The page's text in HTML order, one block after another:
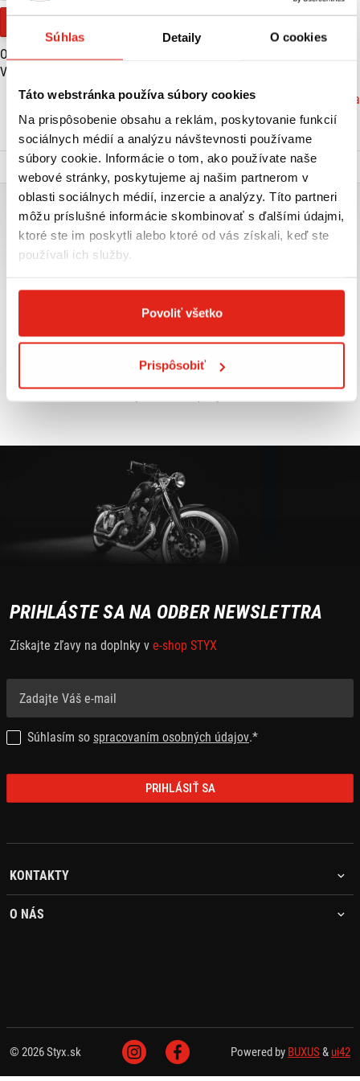
Súhlas Detaily O cookies
Táto webstránka používa súbory cookies
Na prispôsobenie obsahu a reklám, poskytovanie funkcií
sociálnych médií a analýzu návštevnosti používame
súbory cookie. Informácie o tom, ako používate naše
webové stránky, poskytujeme aj našim partnerom v
oblasti sociálnych médií, inzercie a analýzy. Títo partneri
môžu príslušné informácie skombinovať s ďalšími údajmi,
ktoré ste im poskytli alebo ktoré od vás získali, keď ste
používali ich služby.
Povoliť všetko
Prispôsobiť
Objem motora (cm3):
Výkon (kW):
Značka: Yamaha
VIAC O PRODUKTE
Popis a parametre
YAMAHA D´ELIGHT 125 ČERVENÁ AKCIA V CENE DOPLNKY
Pôvodná cena 2990€ + doplnky
Givi drziak kufra SR2134 – 94,95€
Givi kufor B29N2 – 59,95€
Motolekárnička 59004 – 12,95
Nový motocykel, Možný odpočet DPH, predaj na leasing, splátky, úver,
PRIHLÁSTE SA NA ODBER NEWSLETTRA
Získajte zľavy na doplnky v e-shop STYX
Súhlasím so spracovaním osobných údajov.*
PRIHLÁSIŤ SA
KONTAKTY
O NÁS
© 2026 Styx.sk Powered by BUXUS & ui42